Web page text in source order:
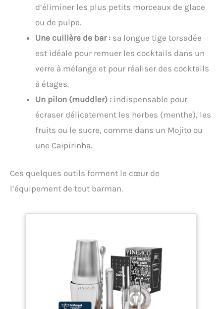
d’éliminer les plus petits morceaux de glace
ou de pulpe.
Une cuillère de bar : sa longue tige torsadée
est idéale pour remuer les cocktails dans un
verre à mélange et pour réaliser des cocktails
à étages.
Un pilon (muddler) : indispensable pour
écraser délicatement les herbes (menthe), les
fruits ou le sucre, comme dans un Mojito ou
une Caipirinha.
Ces quelques outils forment le cœur de
l’équipement de tout barman.